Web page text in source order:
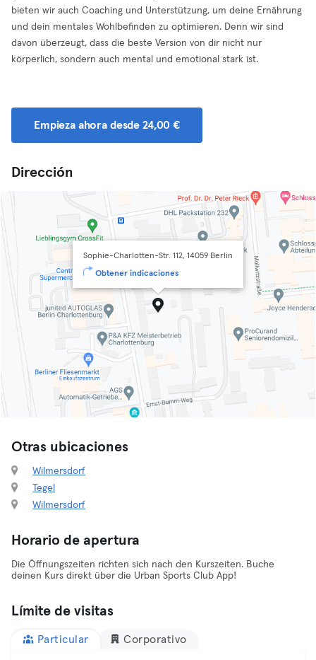
bieten wir auch Coaching und Unterstützung, um deine Ernährung
und dein mentales Wohlbefinden zu optimieren. Denn wir sind
davon überzeugt, dass die beste Version von dir nicht nur
körperlich, sondern auch mental und emotional stark ist.
Empieza ahora desde 24,00 €
Dirección
Sophie-Charlotten-Str. 112, 14059 Berlin
Obtener indicaciones
Otras ubicaciones
Wilmersdorf
Tegel
Wilmersdorf
Horario de apertura
Die Öffnungszeiten richten sich nach den Kurszeiten. Buche
deinen Kurs direkt über die Urban Sports Club App!
Límite de visitas
Particular Corporativo